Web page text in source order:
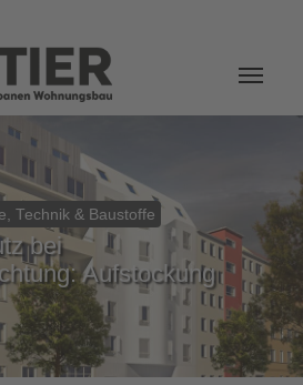
Technik & Baustoffe
bei
Aufstockung